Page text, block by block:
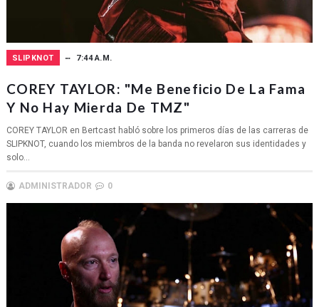
SLIPKNOT 7:44 A.M.
COREY TAYLOR: "Me Beneficio De La Fama
Y No Hay Mierda De TMZ"
COREY TAYLOR en Bertcast habló sobre los primeros días de las carreras de
SLIPKNOT, cuando los miembros de la banda no revelaron sus identidades y
solo...
ADMINISTRADOR 0